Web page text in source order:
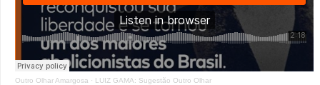
Outro Olhar Amargosa · LUIZ GAMA: Sugestão Outro Olhar